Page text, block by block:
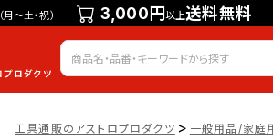
（月～土・祝） 3,000円以上送料無料
会員登録 ログ
工具通販のアストロプロダクツ > 一般用品/家庭